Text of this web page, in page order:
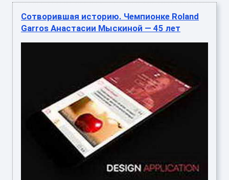
Сотворившая историю. Чемпионке Roland
Garros Анастасии Мыскиной — 45 лет